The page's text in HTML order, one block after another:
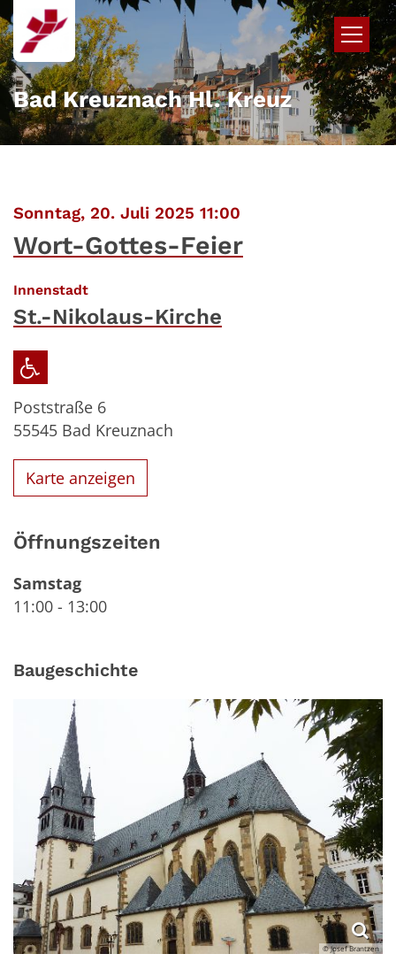
Zum Inhalt springen
Bad Kreuznach Hl. Kreuz
Sonntag, 20. Juli 2025 11:00
Wort-Gottes-Feier
Innenstadt:
St.-Nikolaus-Kirche
Poststraße 6
55545 Bad Kreuznach
Karte anzeigen
Öffnungszeiten
Samstag
11:00 - 13:00
Baugeschichte
© Josef Brantzen